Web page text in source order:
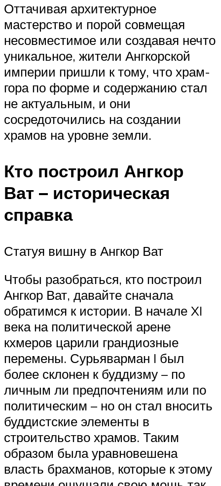
Оттачивая архитектурное
мастерство и порой совмещая
несовместимое или создавая нечто
уникальное, жители Ангкорской
империи пришли к тому, что храм-
гора по форме и содержанию стал
не актуальным, и они
сосредоточились на создании
храмов на уровне земли.
Кто построил Ангкор
Ват – историческая
справка
Статуя вишну в Ангкор Ват
Чтобы разобраться, кто построил
Ангкор Ват, давайте сначала
обратимся к истории. В начале XI
века на политической арене
кхмеров царили грандиозные
перемены. Сурьяварман I был
более склонен к буддизму – по
личным ли предпочтениям или по
политическим – но он стал вносить
буддистские элементы в
строительство храмов. Таким
образом была уравновешена
власть брахманов, которые к этому